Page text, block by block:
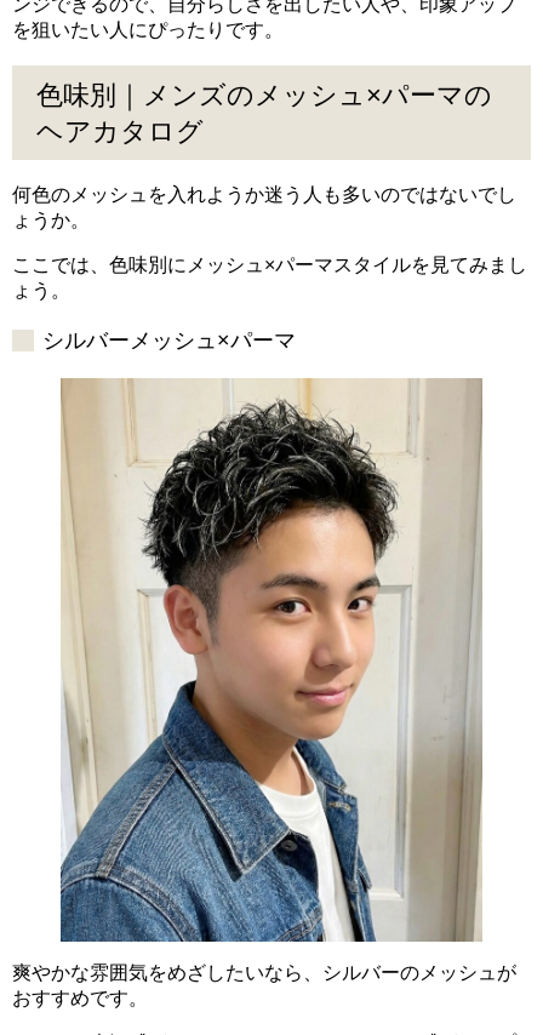
ンジできるので、自分らしさを出したい人や、印象アップ
を狙いたい人にぴったりです。
色味別｜メンズのメッシュ×パーマの
ヘアカタログ
何色のメッシュを入れようか迷う人も多いのではないでし
ょうか。
ここでは、色味別にメッシュ×パーマスタイルを見てみまし
ょう。
シルバーメッシュ×パーマ
爽やかな雰囲気をめざしたいなら、シルバーのメッシュが
おすすめです。